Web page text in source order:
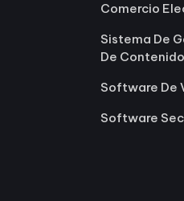
Comercio
Sistema De
De
Software De
Software